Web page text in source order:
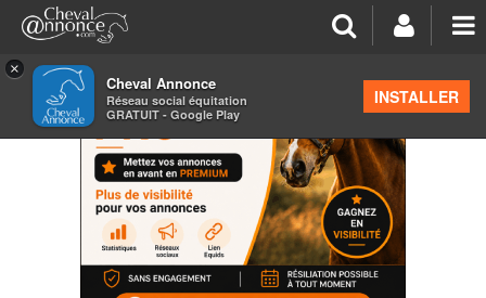
×
Cheval Annonce
Réseau social équitation
GRATUIT - Google Play
INSTALLER